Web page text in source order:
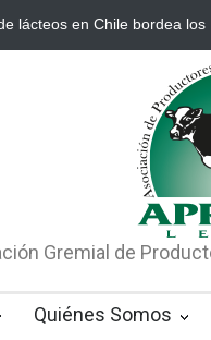
Bueno es la comuna que
Gremial de
Quiénes Somos